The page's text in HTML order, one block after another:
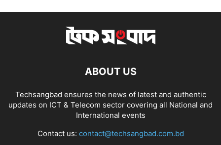
ABOUT US
Techsangbad ensures the news of latest and authentic
updates on ICT & Telecom sector covering all National and
International events
Contact us: contact@techsangbad.com.bd